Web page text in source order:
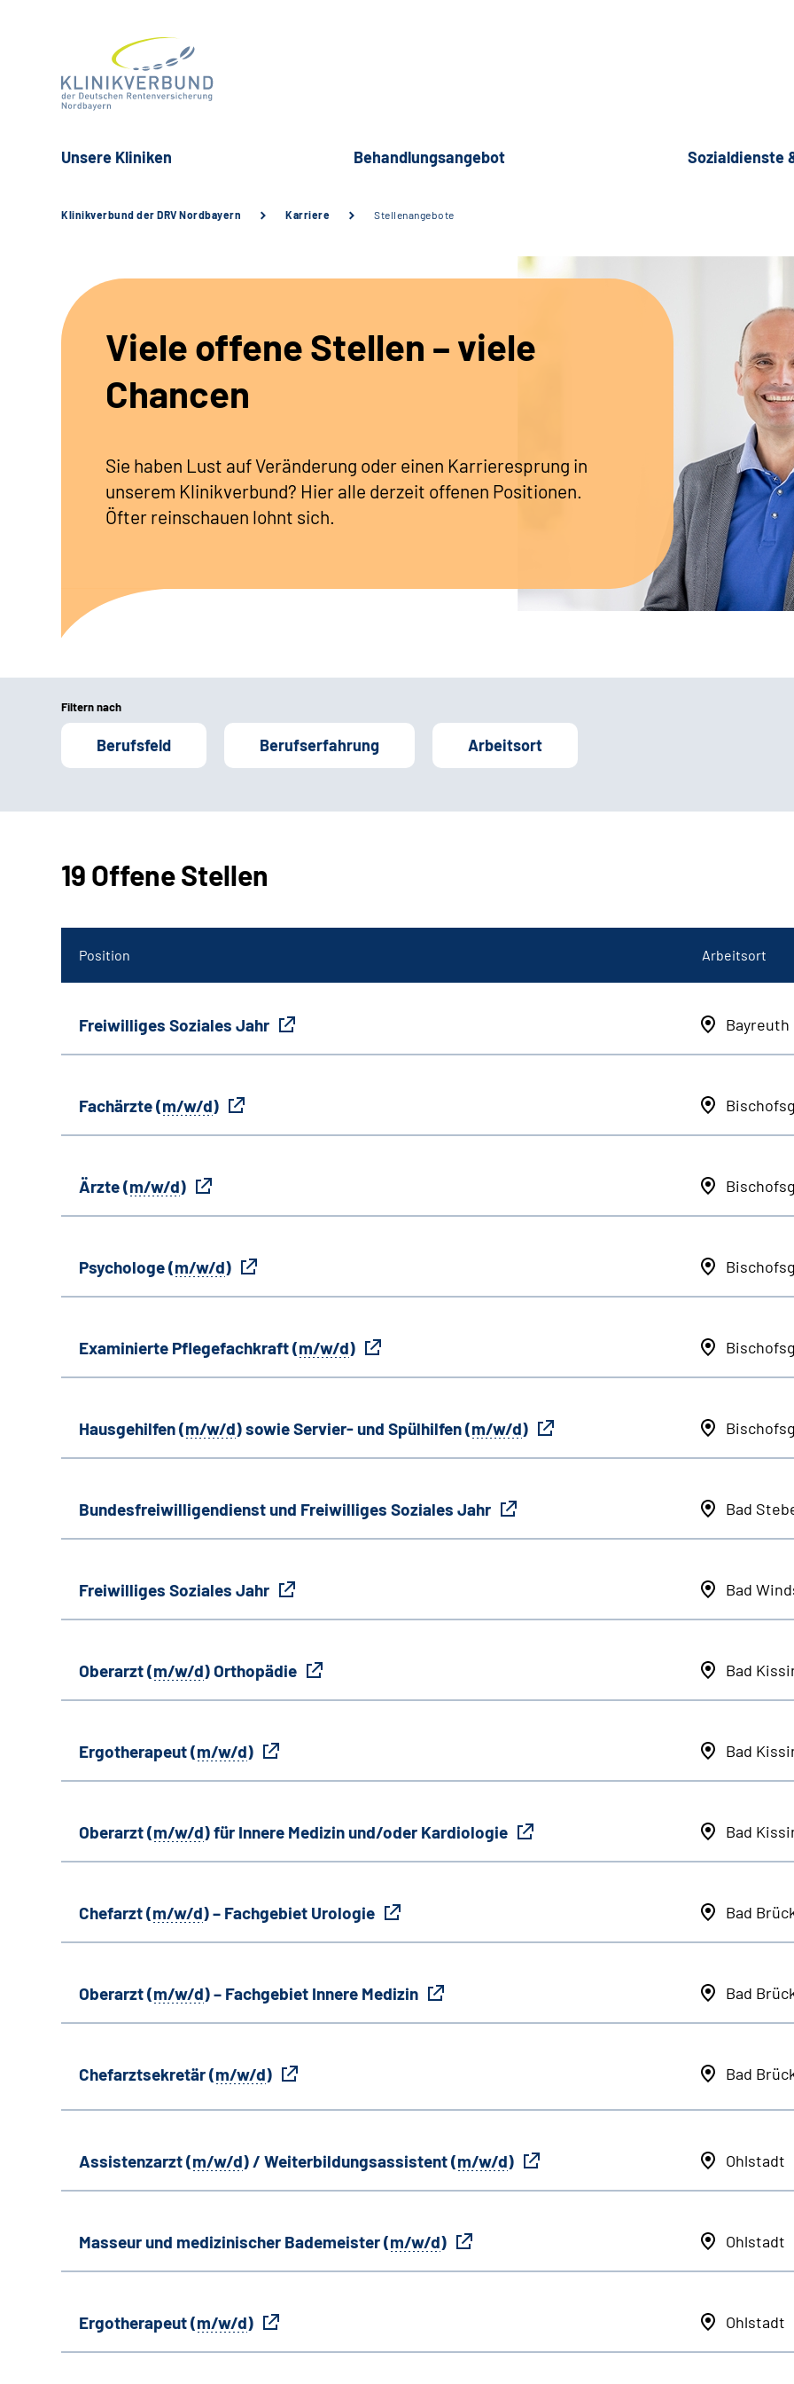
Unsere Kliniken Behandlungsangebot Sozialdienste
Klinikverbund der DRV Nordbayern Karriere Stellenangebote
Viele offene Stellen – viele
Chancen
Sie haben Lust auf Veränderung oder einen Karrieresprung in
unserem Klinikverbund? Hier alle derzeit offenen Positionen.
Öfter reinschauen lohnt sich.
Filtern nach
Berufsfeld Berufserfahrung Arbeitsort
19 Offene Stellen
Position Arbeitsort
Freiwilliges Soziales Jahr Bayreuth
Fachärzte (m/w/d)
Ärzte (m/w/d)
Psychologe (m/w/d)
Examinierte Pflegefachkraft (m/w/d)
Hausgehilfen (m/w/d) sowie Servier- und Spülhilfen (m/w/d)
Bundesfreiwilligendienst und Freiwilliges Soziales Jahr Bad
Freiwilliges Soziales Jahr Bad
Oberarzt (m/w/d) Orthopädie Bad
Ergotherapeut (m/w/d) Bad
Oberarzt (m/w/d) für Innere Medizin und/oder Kardiologie Bad
Chefarzt (m/w/d) – Fachgebiet Urologie Bad
Oberarzt (m/w/d) – Fachgebiet Innere Medizin Bad
Chefarztsekretär (m/w/d) Bad
Assistenzarzt (m/w/d) / Weiterbildungsassistent (m/w/d) Ohlstadt
Masseur und medizinischer Bademeister (m/w/d) Ohlstadt
Ergotherapeut (m/w/d) Ohlstadt